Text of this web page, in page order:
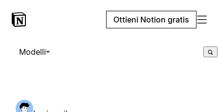
Ottieni Notion gratis
Modelli